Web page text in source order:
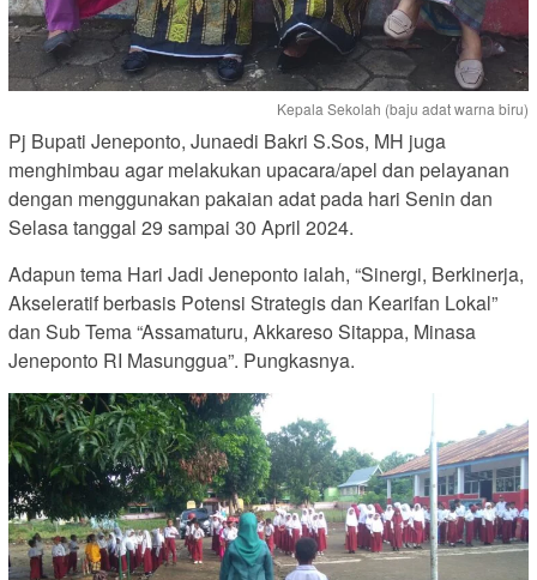
Kepala Sekolah (baju adat warna biru)
Pj Bupati Jeneponto, Junaedi Bakri S.Sos, MH juga
menghimbau agar melakukan upacara/apel dan pelayanan
dengan menggunakan pakaian adat pada hari Senin dan
Selasa tanggal 29 sampai 30 April 2024.
Adapun tema Hari Jadi Jeneponto ialah, “Sinergi, Berkinerja,
Akseleratif berbasis Potensi Strategis dan Kearifan Lokal”
dan Sub Tema “Assamaturu, Akkareso Sitappa, Minasa
Jeneponto RI Masunggua”. Pungkasnya.